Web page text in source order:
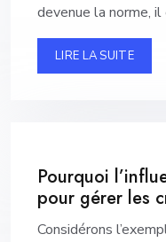
devenue la norme,
LIRE LA SUITE
Pourquoi
pour gérer les
Considérons